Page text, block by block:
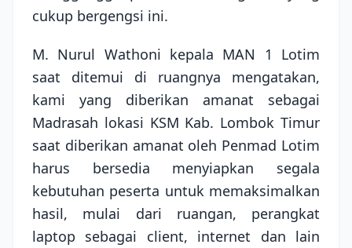
cukup bergengsi ini.
M. Nurul Wathoni kepala MAN 1 Lotim
saat ditemui di ruangnya mengatakan,
kami yang diberikan amanat sebagai
Madrasah lokasi KSM Kab. Lombok Timur
saat diberikan amanat oleh Penmad Lotim
harus bersedia menyiapkan segala
kebutuhan peserta untuk memaksimalkan
hasil, mulai dari ruangan, perangkat
laptop sebagai client, internet dan lain